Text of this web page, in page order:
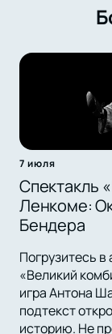
7 июля
Спектакль
Ленкоме:
Бендера
Погрузитесь
«Великий
игра Антона
подтекст
историю. Не